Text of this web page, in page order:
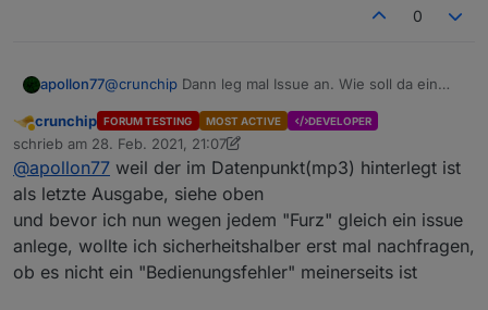
0
apollon77@crunchip Dann leg mal Issue an. Wie soll da ein
Abwesend
crunchip FORUM TESTING MOST ACTIVE DEVELOPER
schrieb am 28. Feb. 2021, 21:07
zuletzt editiert von crunchip
@apollon77 weil der im Datenpunkt(mp3) hinterlegt ist
als letzte Ausgabe, siehe oben
und bevor ich nun wegen jedem "Furz" gleich ein issue
anlege, wollte ich sicherheitshalber erst mal nachfragen,
ob es nicht ein "Bedienungsfehler" meinerseits ist